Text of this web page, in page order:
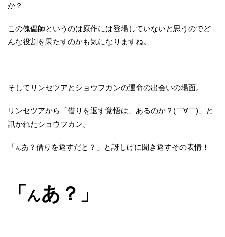
か？
この傀儡師というのは原作には登場していないと思うのでど
んな役割を果たすのかも気になりますね。
そしてリンセツアとショウフカンの運命の出会いの場面。
リンセツアから「借りを返す覚悟は、あるのか？(￣∀￣)」と
訊かれたショウフカン。
「 んあ？借りを返すだと？」と訝しげに聞き返すその表情！
「 んあ？」